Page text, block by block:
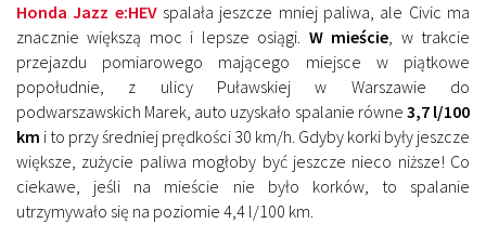
Honda Jazz e:HEVspalała jeszcze mniej paliwa, ale Civic ma
znacznie większą moc i lepsze osiągi. W mieście, w trakcie
przejazdu pomiarowego mającego miejsce w piątkowe
popołudnie, z ulicy Puławskiej w Warszawie do
podwarszawskich Marek, auto uzyskało spalanie równe 3,7 l/100
km i to przy średniej prędkości 30 km/h. Gdyby korki były jeszcze
większe, zużycie paliwa mogłoby być jeszcze nieco niższe! Co
ciekawe, jeśli na mieście nie było korków, to spalanie
utrzymywało się na poziomie 4,4 l/100 km.